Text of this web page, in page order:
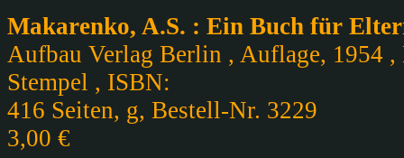
Makarenko, A.S. : Ein Buch für
Aufbau Verlag Berlin , Auflage, 1954
Stempel , ISBN:
416 Seiten, g, Bestell-Nr. 3229
3,00 €